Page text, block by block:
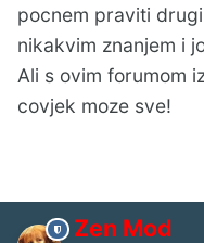
pocnem praviti
nikakvim znanjem i
Ali s ovim forumom
covjek moze sve!
Zen Mod